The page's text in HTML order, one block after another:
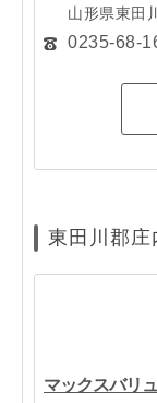
山形県東田
0235-68-
東田川郡庄
マックスバリ